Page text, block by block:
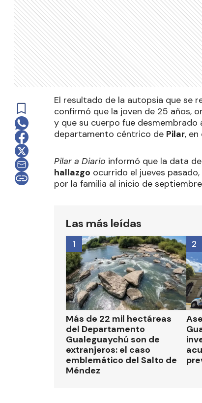
El resultado de la autopsia que se
confirmó que la joven de 25 años,
y que su cuerpo fue
departamento céntrico de Pilar,
Pilar a Diario informó que la data
hallazgo ocurrido el jueves
por la familia al inicio de
Las más leídas
Más de 22 mil hectáreas
del Departamento
Gualeguaychú son de
extranjeros: el caso
emblemático del Salto de
Méndez
1 2